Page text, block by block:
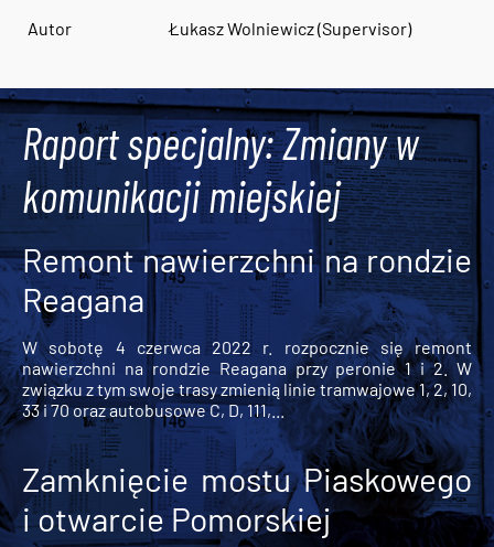
Autor Łukasz Wolniewicz (Supervisor)
Raport specjalny: Zmiany w
komunikacji miejskiej
Remont nawierzchni na rondzie
Reagana
W sobotę 4 czerwca 2022 r. rozpocznie się remont
nawierzchni na rondzie Reagana przy peronie 1 i 2. W
związku z tym swoje trasy zmienią linie tramwajowe 1, 2, 10,
33 i 70 oraz autobusowe C, D, 111,...
Zamknięcie mostu Piaskowego
i otwarcie Pomorskiej